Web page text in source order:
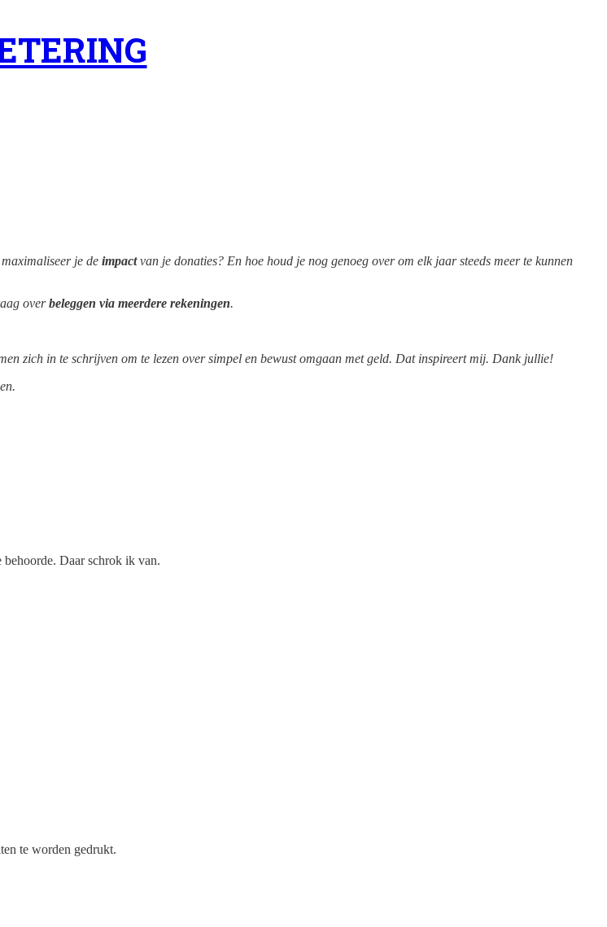
je de impactvan je donaties? En hoe houd je nog genoeg over om elk jaar steeds meer te kunnen
overbeleggen via meerdere rekeningen.
zich in te schrijven om te lezen over simpel en bewust omgaan met geld. Dat inspireert mij. Dank jullie!
Daar schrok ik van.
te worden gedrukt.